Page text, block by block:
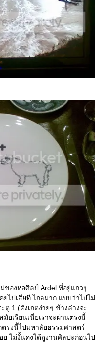
ของหอศิลป์ Ardel ที่อยู่แถวๆ
ปเสียที ไกลมาก แบบว่าไปไม่
ตู 1 (สังเกตง่ายๆ ข้างล่างจะ
ยเรียนเนี่ยเราจะผ่านตรงนี้
รงนี้ไปมหาลัยธรรมศาสตร์
ย ไม่งั้นคงได้ดูงานศิลปะก่อนไป